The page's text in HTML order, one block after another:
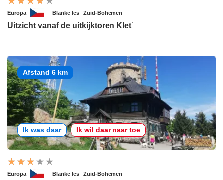
Europa Blanke les Zuid-Bohemen
Uitzicht vanaf de uitkijktoren Kleť
Afstand 6 km
Ik was daar Ik wil daar naar toe
Europa Blanke les Zuid-Bohemen